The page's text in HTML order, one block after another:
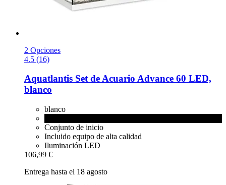
2 Opciones
4.5 (16)
Aquatlantis Set de Acuario Advance 60 LED,
blanco
blanco
Conjunto de inicio
Incluido equipo de alta calidad
Iluminación LED
106,99 €
Entrega hasta el 18 agosto